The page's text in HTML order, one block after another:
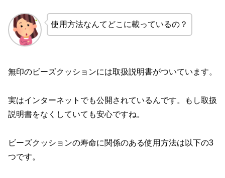
使用方法なんてどこに載っているの？
無印のビーズクッションには取扱説明書がついています。
実はインターネットでも公開されているんです。もし取扱
説明書をなくしていても安心ですね。
ビーズクッションの寿命に関係のある使用方法は以下の3
つです。